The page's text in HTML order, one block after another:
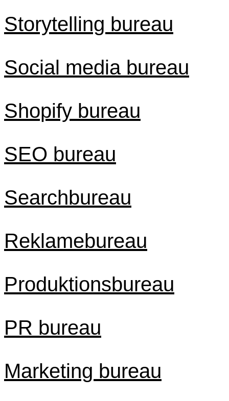
Storytelling bureau
Social media bureau
Shopify bureau
SEO bureau
Searchbureau
Reklamebureau
Produktionsbureau
PR bureau
Marketing bureau